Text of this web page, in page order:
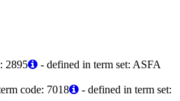
2895
- defined in term set: ASFA
code: 7018
- defined in term set: